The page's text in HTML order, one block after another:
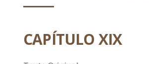
CAPÍTULO XIX